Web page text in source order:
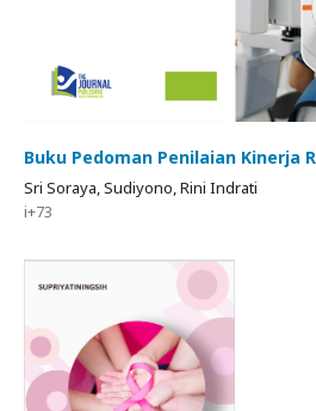
Buku Pedoman Penilaian Kinerja
Sri Soraya, Sudiyono, Rini Indrati
i+73